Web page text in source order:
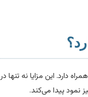
دارد. این مزایا نه تنها در
نمود پیدا می‌کند.